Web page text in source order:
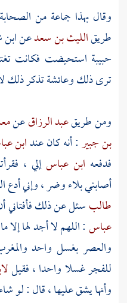
وقال بهذا جماعة من
طريقالليث بن سعدعن
حبيبة استحيضت فكانت
ترى ذلكوعائشةتذكر ذلك
ومن طريقعبد الرزاقعن
بن جبير: أنه كان عندابن
فدفعه ابن عباسإلي ،
أصابني بلاء وضر ، وإني أدع
طالبسئل عن ذلك فأفتاني
عباس: اللهم لا أجد لها إلا
والعصر بغسل واحد
للفجر غسلا واحدا ، فقيل
وأنها يشق عليها ، قال : لو